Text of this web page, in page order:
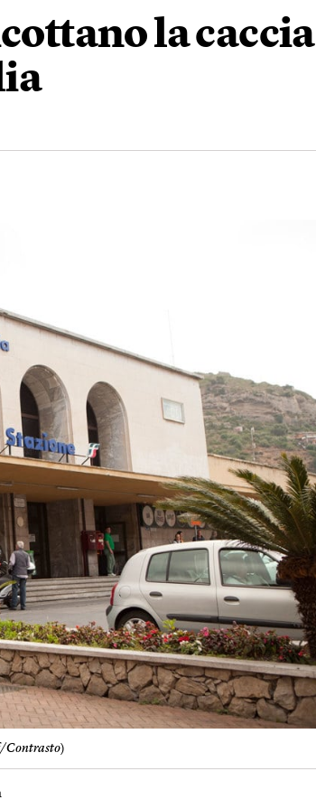
la caccia
Contrasto)